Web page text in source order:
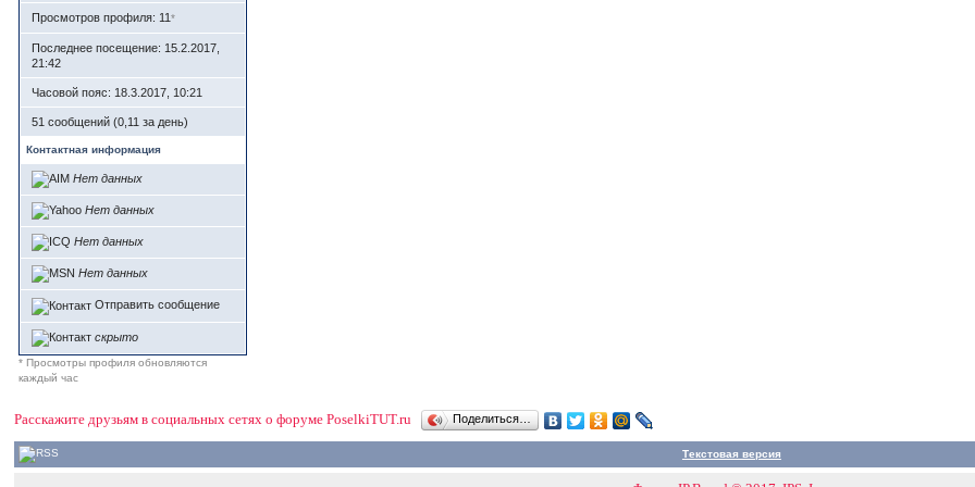
Просмотров профиля: 11*
Последнее посещение: 15.2.2017,
21:42
Часовой пояс: 18.3.2017, 10:21
51 сообщений (0,11 за день)
Контактная информация
Нет данных
Нет данных
Нет данных
Нет данных
Отправить сообщение
скрыто
* Просмотры профиля обновляются
каждый час
Расскажите друзьям в социальных сетях о форуме PoselkiTUT.ru Поделиться…
Текстовая версия